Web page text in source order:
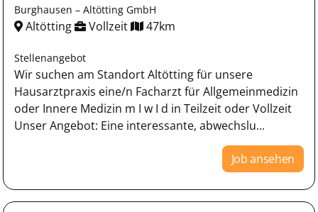
Burghausen – Altötting GmbH
Altötting Vollzeit 47km
Stellenangebot
Wir suchen am Standort Altötting für unsere
Hausarztpraxis eine/n Facharzt für Allgemeinmedizin
oder Innere Medizin m I w I d in Teilzeit oder Vollzeit
Unser Angebot: Eine interessante, abwechslu...
Job ansehen